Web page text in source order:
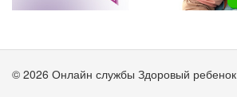
© 2026 Онлайн службы Здоровый ребенок